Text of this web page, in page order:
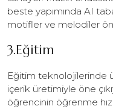
beste yapımında AI
motifler ve melodiler
3.Eğitim
Eğitim teknolojilerinde
içerik üretimiyle öne
öğrencinin öğrenme